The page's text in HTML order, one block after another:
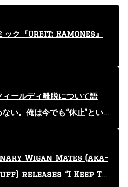
ック『Orbit: Ramones』
ールディ離脱について語
い。俺は今でも“休止”とい
Wigan Mates (aka-
releases “I Keep Tr